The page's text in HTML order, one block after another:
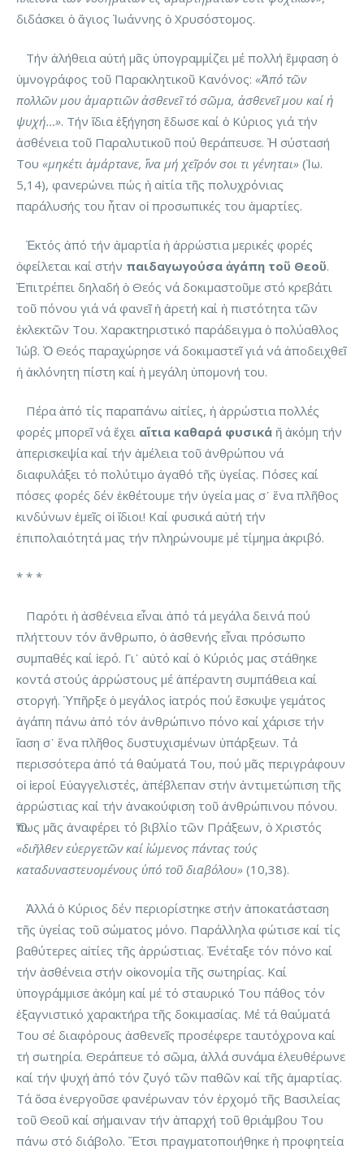
διδάσκει ὁ ἅγιος Ἰωάννης ὁ Χρυσόστομος.
Τήν ἀλήθεια αὐτή μᾶς ὑπογραμμίζει μέ πολλή ἔμφαση ὁ
ὑμνογράφος τοῦ Παρακλητικοῦ Κανόνος: «Ἀπό τῶν
πολλῶν μου ἁμαρτιῶν ἀσθενεῖ τό σῶμα, ἀσθενεῖ μου καί ἡ
ψυχή…». Τήν ἴδια ἐξήγηση ἔδωσε καί ὁ Κύριος γιά τήν
ἀσθένεια τοῦ Παραλυτικοῦ πού θεράπευσε. Ἡ σύστασή
Του «μηκέτι ἁμάρτανε, ἵνα μή χεῖρόν σοι τι γένηται» (Ἰω.
5,14), φανερώνει πώς ἡ αἰτία τῆς πολυχρόνιας
παράλυσής του ἦταν οἱ προσωπικές του ἁμαρτίες.
Ἐκτός ἀπό τήν ἁμαρτία ἡ ἀρρώστια μερικές φορές
ὀφείλεται καί στήν παιδαγωγούσα ἀγάπη τοῦ Θεοῦ.
Ἐπιτρέπει δηλαδή ὁ Θεός νά δοκιμαστοῦμε στό κρεβάτι
τοῦ πόνου γιά νά φανεῖ ἡ ἀρετή καί ἡ πιστότητα τῶν
ἐκλεκτῶν Του. Χαρακτηριστικό παράδειγμα ὁ πολύαθλος
Ἰώβ. Ὁ Θεός παραχώρησε νά δοκιμαστεῖ γιά νά ἀποδειχθεῖ
ἡ ἀκλόνητη πίστη καί ἡ μεγάλη ὑπομονή του.
Πέρα ἀπό τίς παραπάνω αἰτίες, ἡ ἀρρώστια πολλές
φορές μπορεῖ νά ἔχει αἴτια καθαρά φυσικά ἤ ἀκόμη τήν
ἀπερισκεψία καί τήν ἀμέλεια τοῦ ἀνθρώπου νά
διαφυλάξει τό πολύτιμο ἀγαθό τῆς ὑγείας. Πόσες καί
πόσες φορές δέν ἐκθέτουμε τήν ὑγεία μας σ᾽ ἕνα πλῆθος
κινδύνων ἐμεῖς οἱ ἴδιοι! Καί φυσικά αὐτή τήν
ἐπιπολαιότητά μας τήν πληρώνουμε μέ τίμημα ἀκριβό.
* * *
Παρότι ἡ ἀσθένεια εἶναι ἀπό τά μεγάλα δεινά πού
πλήττουν τόν ἄνθρωπο, ὁ ἀσθενής εἶναι πρόσωπο
συμπαθές καί ἱερό. Γι᾽ αὐτό καί ὁ Κύριός μας στάθηκε
κοντά στούς ἀρρώστους μέ ἀπέραντη συμπάθεια καί
στοργή. Ὑπῆρξε ὁ μεγάλος ἰατρός πού ἔσκυψε γεμάτος
ἀγάπη πάνω ἀπό τόν ἀνθρώπινο πόνο καί χάρισε τήν
ἴαση σ᾽ ἕνα πλῆθος δυστυχισμένων ὑπάρξεων. Τά
περισσότερα ἀπό τά θαύματά Του, πού μᾶς περιγράφουν
οἱ ἱεροί Εὐαγγελιστές, ἀπέβλεπαν στήν ἀντιμετώπιση τῆς
ἀρρώστιας καί τήν ἀνακούφιση τοῦ ἀνθρώπινου πόνου.
Ὅπως μᾶς ἀναφέρει τό βιβλίο τῶν Πράξεων, ὁ Χριστός
«διῆλθεν εὐεργετῶν καί ἰώμενος πάντας τούς
καταδυναστευομένους ὑπό τοῦ διαβόλου» (10,38).
Ἀλλά ὁ Κύριος δέν περιορίστηκε στήν ἀποκατάσταση
τῆς ὑγείας τοῦ σώματος μόνο. Παράλληλα φώτισε καί τίς
βαθύτερες αἰτίες τῆς ἀρρώστιας. Ἐνέταξε τόν πόνο καί
τήν ἀσθένεια στήν οἰκονομία τῆς σωτηρίας. Καί
ὑπογράμμισε ἀκόμη καί μέ τό σταυρικό Του πάθος τόν
ἐξαγνιστικό χαρακτήρα τῆς δοκιμασίας. Μέ τά θαύματά
Του σέ διαφόρους ἀσθενεῖς προσέφερε ταυτόχρονα καί
τή σωτηρία. Θεράπευε τό σῶμα, ἀλλά συνάμα ἐλευθέρωνε
καί τήν ψυχή ἀπό τόν ζυγό τῶν παθῶν καί τῆς ἁμαρτίας.
Τά ὅσα ἐνεργοῦσε φανέρωναν τόν ἐρχομό τῆς Βασιλείας
τοῦ Θεοῦ καί σήμαιναν τήν ἀπαρχή τοῦ θριάμβου Του
πάνω στό διάβολο. Ἔτσι πραγματοποιήθηκε ἡ προφητεία